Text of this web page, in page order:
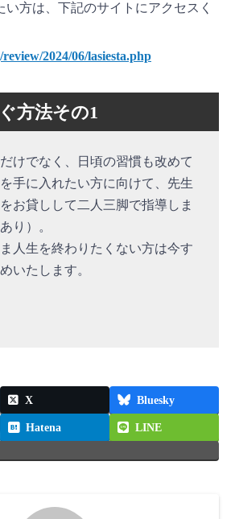
方は、下記のサイトにアクセスく
2024/06/lasiesta.php
方法その1
けでなく、日頃の習慣も改めて
手に入れたい方に向けて、先生
お貸しして二人三脚で指導しま
り）。
人生を終わりたくない方は今す
いたします。
X
Bluesky
Hatena
LINE